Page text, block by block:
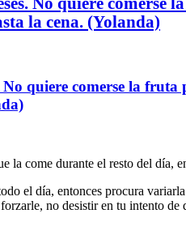
la cena. (Yolanda)
quiere comerse la
come durante el resto del día,
el día, entonces procura
no desistir en tu intento